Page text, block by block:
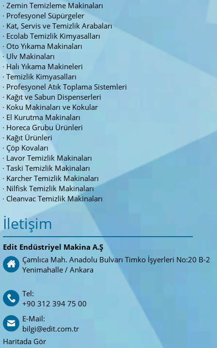
Zemin Temizleme Makinaları
Profesyonel Süpürgeler
Kat, Servis ve Temizlik Arabaları
Ecolab Temizlik Kimyasalları
Oto Yıkama Makinaları
Ulv Makinaları
Halı Yıkama Makineleri
Temizlik Kimyasalları
Profesyonel Atık Toplama Sistemleri
Kağıt ve Sabun Dispenserleri
Koku Makinaları ve Kokular
El Kurutma Makinaları
Horeca Grubu Ürünleri
Kağıt Ürünleri
Çöp Kovaları
Lavor Temizlik Makinaları
Taski Temizlik Makinaları
Karcher Temizlik Makinaları
Nilfisk Temizlik Makinaları
Cleanvac Temizlik Makinaları
İletişim
Edit Endüstriyel Makina A.Ş
Çamlıca Mah. Anadolu Bulvarı Timko İşyerleri No:20 B-2
Yenimahalle / Ankara
Tel:
+90 312 394 75 00
E-Mail:
bilgi@edit.com.tr
Haritada Gör